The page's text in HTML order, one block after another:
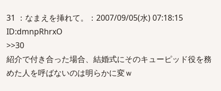
31 ：なまえを挿れて。：2007/09/05(水) 07:18:15
ID:dmnpRhrxO
>>30
紹介で付き合った場合、結婚式にそのキューピッド役を務
めた人を呼ばないのは明らかに変ｗ